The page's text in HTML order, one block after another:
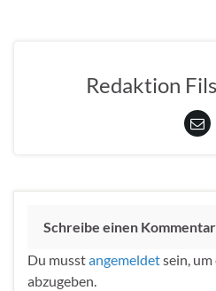
Redaktion
Schreibe einen Kommentar
Du musstangemeldetsein,
abzugeben.